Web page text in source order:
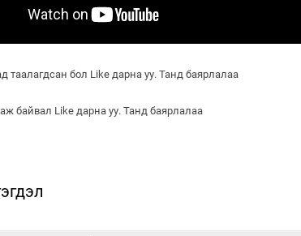
таалагдсан бол Like дарна уу. Танд баярлалаа
байвал Like дарна уу. Танд баярлалаа